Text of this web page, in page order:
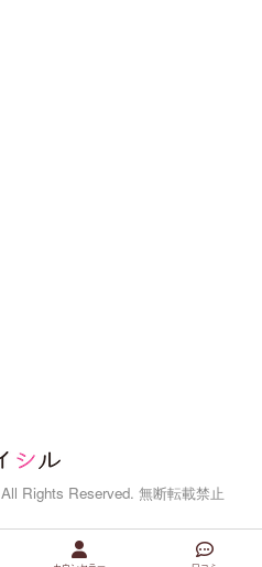
Rights Reserved. 無断転載禁止